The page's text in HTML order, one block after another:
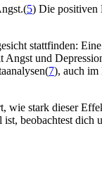
5) Die positiven
stattfinden:
und
7), auch im
wie stark dieser
beobachtest dich